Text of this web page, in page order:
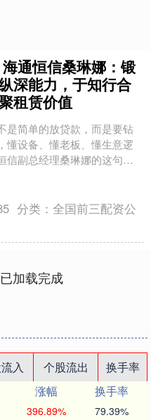
通恒信桑琳娜：锻
深能力，于知行合
租赁价值
是简单的放贷款，而是要钻
懂设备、懂老板、懂生意逻
信副总经理桑琳娜的这句
十三载行业深耕最质朴的注
出了行业本质，也....
分类：全国前三配资公
加载完成
入 个股流出
换手率
涨幅
换手率
396.89% 79.39%